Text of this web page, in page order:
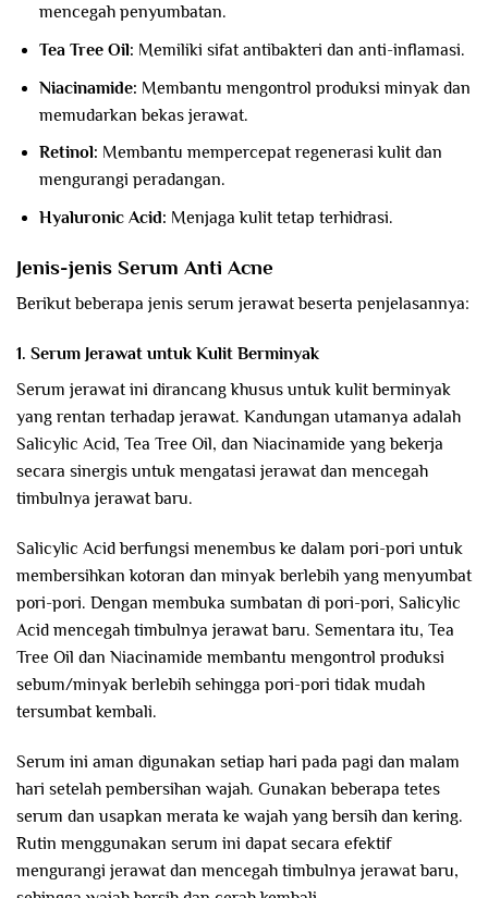
mencegah penyumbatan.
Tea Tree Oil: Memiliki sifat antibakteri dan anti-inflamasi.
Niacinamide: Membantu mengontrol produksi minyak dan
memudarkan bekas jerawat.
Retinol: Membantu mempercepat regenerasi kulit dan
mengurangi peradangan.
Hyaluronic Acid: Menjaga kulit tetap terhidrasi.
Jenis-jenis Serum Anti Acne
Berikut beberapa jenis serum jerawat beserta penjelasannya:
1. Serum Jerawat untuk Kulit Berminyak
Serum jerawat ini dirancang khusus untuk kulit berminyak
yang rentan terhadap jerawat. Kandungan utamanya adalah
Salicylic Acid, Tea Tree Oil, dan Niacinamide yang bekerja
secara sinergis untuk mengatasi jerawat dan mencegah
timbulnya jerawat baru.
Salicylic Acid berfungsi menembus ke dalam pori-pori untuk
membersihkan kotoran dan minyak berlebih yang menyumbat
pori-pori. Dengan membuka sumbatan di pori-pori, Salicylic
Acid mencegah timbulnya jerawat baru. Sementara itu, Tea
Tree Oil dan Niacinamide membantu mengontrol produksi
sebum/minyak berlebih sehingga pori-pori tidak mudah
tersumbat kembali.
Serum ini aman digunakan setiap hari pada pagi dan malam
hari setelah pembersihan wajah. Gunakan beberapa tetes
serum dan usapkan merata ke wajah yang bersih dan kering.
Rutin menggunakan serum ini dapat secara efektif
mengurangi jerawat dan mencegah timbulnya jerawat baru,